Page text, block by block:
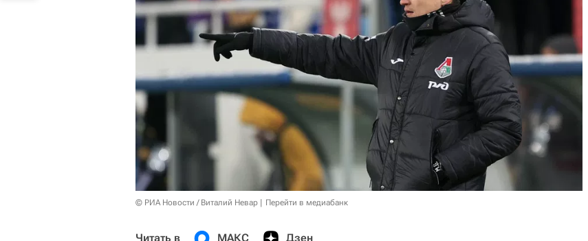
© РИА Новости / Виталий Невар Перейти в медиабанк
Читать в МАКС Дзен